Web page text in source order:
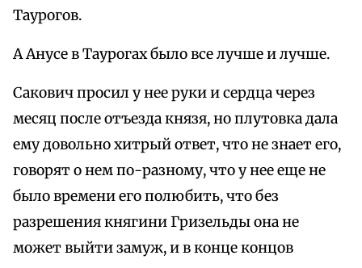
Таурогов.
А Анусе в Таурогах было все лучше и лучше.
Сакович просил у нее руки и сердца через
месяц после отъезда князя, но плутовка дала
ему довольно хитрый ответ, что не знает его,
говорят о нем по-разному, что у нее еще не
было времени его полюбить, что без
разрешения княгини Гризельды она не
может выйти замуж, и в конце концов